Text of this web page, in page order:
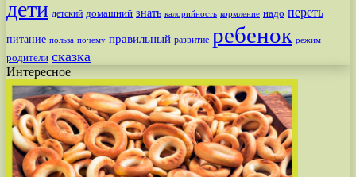
дети детский домашний знать калорийность кормление надо переть
питание польза почему правильный развитие ребенок режим
родители сказка
Интересное